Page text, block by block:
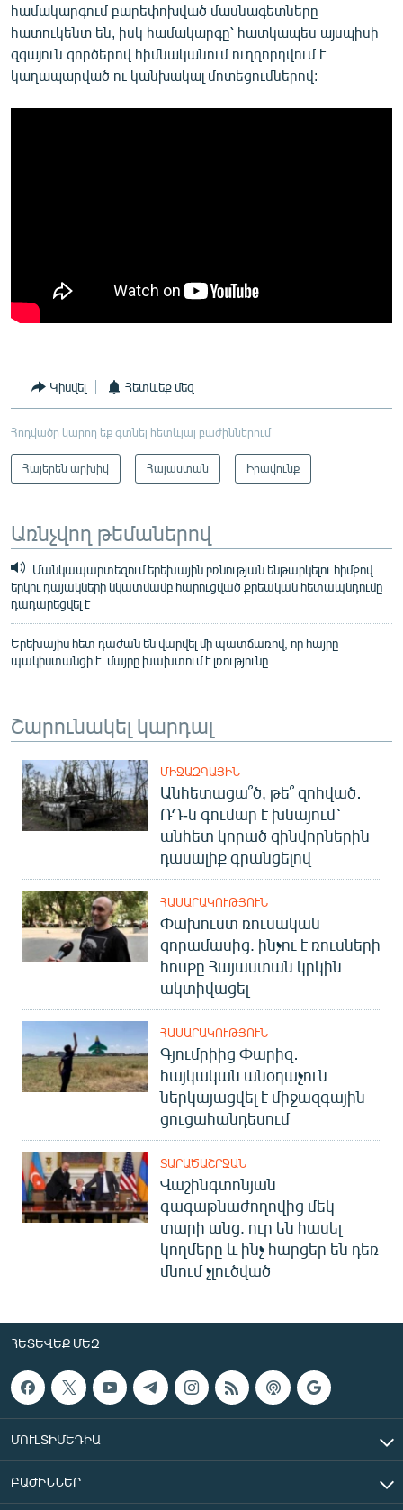
համակարգում բարեփոխված մասնագետները
հատուկենտ են, իսկ համակարգը՝ հատկապես այսպիսի
զգայուն գործերով հիմնականում ուղղորդվում է
կաղապարված ու կանխակալ մոտեցումներով:
Կիսվել Հետևեք մեզ
Հոդվածը կարող եք գտնել հետևյալ բաժիններում
Հայերեն արխիվ Հայաստան Իրավունք
Առնչվող թեմաներով
Մանկապարտեզում երեխային բռնության ենթարկելու հիմքով
երկու դայակների նկատմամբ հարուցված քրեական հետապնդումը
դադարեցվել է
Երեխայիս հետ դաժան են վարվել մի պատճառով, որ հայրը
պակիստանցի է. մայրը խախտում է լռությունը
Շարունակել կարդալ
ՄԻՋԱԶԳԱՅԻՆ
Անհետացա՞ծ, թե՞ զոհված․
ՌԴ-ն գումար է խնայում՝
անհետ կորած զինվորներին
դասալիք գրանցելով
ՀԱՍԱՐԱԿՈՒԹՅՈՒՆ
Փախուստ ռուսական
զորամասից. ինչու է ռուսների
հոսքը Հայաստան կրկին
ակտիվացել
ՀԱՍԱՐԱԿՈՒԹՅՈՒՆ
Գյումրիից Փարիզ․
հայկական անօդաչուն
ներկայացվել է միջազգային
ցուցահանդեսում
ՏԱՐԱԾԱՇՐՋԱՆ
Վաշինգտոնյան
գագաթնաժողովից մեկ
տարի անց. ուր են հասել
կողմերը և ինչ հարցեր են դեռ
մնում չլուծված
ՀԵՏԵՎԵՔ ՄԵԶ
ՄՈՒԼՏԻՄԵԴԻԱ
ԲԱԺԻՆՆԵՐ